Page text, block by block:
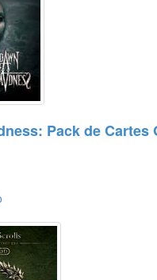
Pack de Cartes